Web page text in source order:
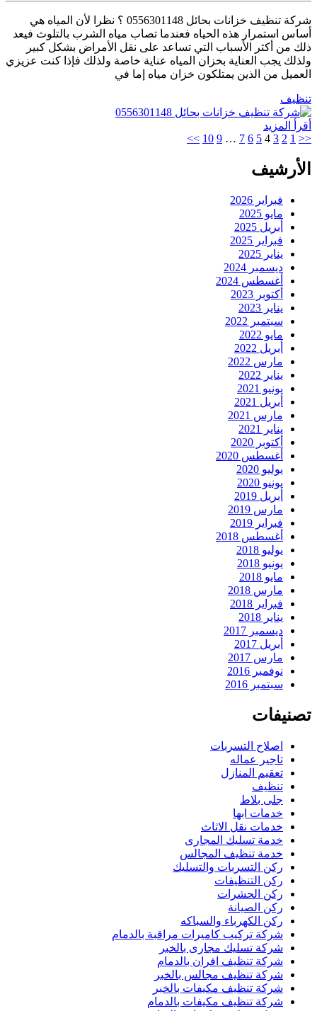
شركة تنظيف خزانات بحائل 0556301148 ؟ نظرا لأن المياه هي
أساس استمرار هذه الحياه فعندما تصاب مياه الشرب بالتلوث فيعد
ذلك من أكثر الأسباب التي تساعد على نقل الأمراض بشكل كبير
ولذلك يجب العناية بخزان المياه عناية خاصة ولذلك فإذا كنت عزيزي
العميل من الذين يمتلكون خزان مياه إما في
تنظيف
أقرأ المزيد
<<
1
2
3
4
5
6
7
…
9
10
>>
الأرشيف
فبراير 2026
مايو 2025
أبريل 2025
فبراير 2025
يناير 2025
ديسمبر 2024
أغسطس 2024
أكتوبر 2023
يناير 2023
سبتمبر 2022
مايو 2022
أبريل 2022
مارس 2022
يناير 2022
يونيو 2021
أبريل 2021
مارس 2021
يناير 2021
أكتوبر 2020
أغسطس 2020
يوليو 2020
يونيو 2020
أبريل 2019
مارس 2019
فبراير 2019
أغسطس 2018
يوليو 2018
يونيو 2018
مايو 2018
مارس 2018
فبراير 2018
يناير 2018
ديسمبر 2017
أبريل 2017
مارس 2017
نوفمبر 2016
سبتمبر 2016
تصنيفات
اصلاح التسربات
تاجير عماله
تعقيم المنازل
تنظيف
جلى بلاط
خدمات ابها
خدمات نقل الاثاث
خدمة تسليك المجارى
خدمة تنظيف المجالس
ركن التسربات والتسليك
ركن التنظيفات
ركن الحشرات
ركن الصيانة
ركن الكهرباء والسباكه
شركة تركيب كاميرات مراقبة بالدمام
شركة تسليك مجارى بالخبر
شركة تنظيف افران بالدمام
شركة تنظيف مجالس بالخبر
شركة تنظيف مكيفات بالخبر
شركة تنظيف مكيفات بالدمام